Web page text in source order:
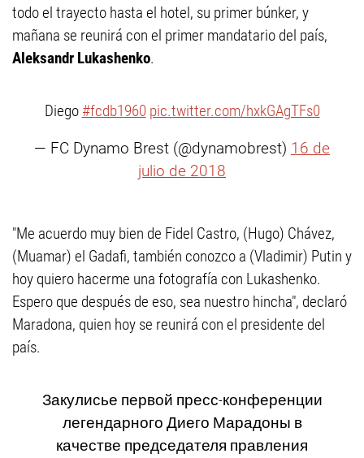
todo el trayecto hasta el hotel, su primer búnker, y
mañana se reunirá con el primer mandatario del país,
Aleksandr Lukashenko.
Diego #fcdb1960 pic.twitter.com/hxkGAgTFs0
— FC Dynamo Brest (@dynamobrest) 16 de
julio de 2018
"Me acuerdo muy bien de Fidel Castro, (Hugo) Chávez,
(Muamar) el Gadafi, también conozco a (Vladimir) Putin y
hoy quiero hacerme una fotografía con Lukashenko.
Espero que después de eso, sea nuestro hincha", declaró
Maradona, quien hoy se reunirá con el presidente del
país.
Закулисье первой пресс-конференции
легендарного Диего Марадоны в
качестве председателя правления